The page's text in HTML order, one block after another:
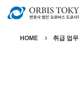
HOME 취급 업무